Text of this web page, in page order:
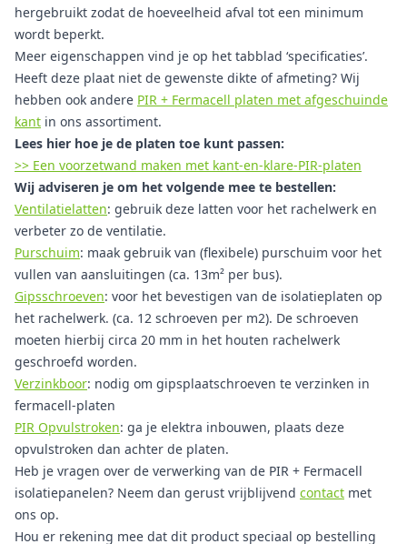
hergebruikt zodat de hoeveelheid afval tot een minimum
wordt beperkt.
Meer eigenschappen vind je op het tabblad ‘specificaties’.
Heeft deze plaat niet de gewenste dikte of afmeting? Wij
hebben ook andere PIR + Fermacell platen met afgeschuinde
kant in ons assortiment.
Lees hier hoe je de platen toe kunt passen:
>> Een voorzetwand maken met kant-en-klare-PIR-platen
Wij adviseren je om het volgende mee te bestellen:
Ventilatielatten: gebruik deze latten voor het rachelwerk en
verbeter zo de ventilatie.
Purschuim: maak gebruik van (flexibele) purschuim voor het
vullen van aansluitingen (ca. 13m² per bus).
Gipsschroeven: voor het bevestigen van de isolatieplaten op
het rachelwerk. (ca. 12 schroeven per m2). De schroeven
moeten hierbij circa 20 mm in het houten rachelwerk
geschroefd worden.
Verzinkboor: nodig om gipsplaatschroeven te verzinken in
fermacell-platen
PIR Opvulstroken: ga je elektra inbouwen, plaats deze
opvulstroken dan achter de platen.
Heb je vragen over de verwerking van de PIR + Fermacell
isolatiepanelen? Neem dan gerust vrijblijvend contact met
ons op.
Hou er rekening mee dat dit product speciaal op bestelling